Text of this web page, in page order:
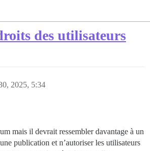
des utilisateurs
2025, 5:34
mais il devrait ressembler davantage à un
publication et n’autoriser les utilisateurs